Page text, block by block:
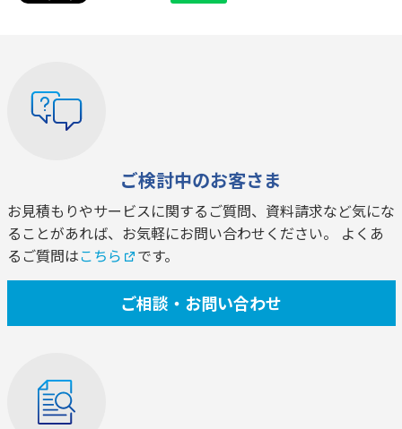
ご検討中のお客さま
お見積もりやサービスに関するご質問、資料請求など気にな
ることがあれば、お気軽にお問い合わせください。 よくあ
るご質問はこちら です。
ご相談・お問い合わせ